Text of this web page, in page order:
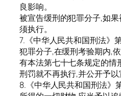
良影响。
被宣告缓刑的犯罪分子,如
须执行。
7.《中华人民共和国刑法》
犯罪分子,在缓刑考验期内,
有本法第七十七条规定的情
刑罚就不再执行,并公开予以
8.《中华人民共和国刑法》